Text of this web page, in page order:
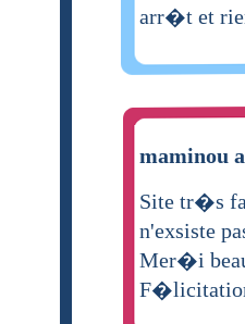
arr�t et
maminou
Site tr�s
n'exsiste
Mer�i